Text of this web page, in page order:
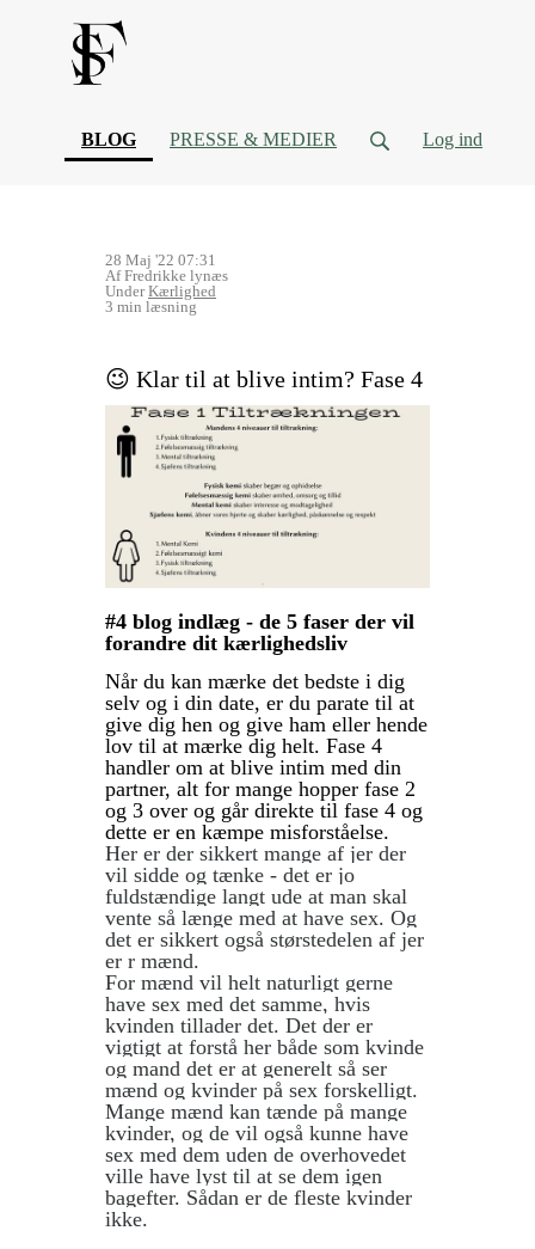
BLOG(current)PRESSE & MEDIER Log ind
28 Maj '22 07:31
Af Fredrikke lynæs
UnderKærlighed
3 min læsning
😉 Klar til at blive intim? Fase 4
#4 blog indlæg - de 5 faser der vil
forandre dit kærlighedsliv
Når du kan mærke det bedste i dig
selv og i din date, er du parate til at
give dig hen og give ham eller hende
lov til at mærke dig helt. Fase 4
handler om at blive intim med din
partner, alt for mange hopper fase 2
og 3 over og går direkte til fase 4 og
dette er en kæmpe misforståelse.
Her er der sikkert mange af jer der
vil sidde og tænke - det er jo
fuldstændige langt ude at man skal
vente så længe med at have sex. Og
det er sikkert også størstedelen af jer
er r mænd.
For mænd vil helt naturligt gerne
have sex med det samme, hvis
kvinden tillader det. Det der er
vigtigt at forstå her både som kvinde
og mand det er at generelt så ser
mænd og kvinder på sex forskelligt.
Mange mænd kan tænde på mange
kvinder, og de vil også kunne have
sex med dem uden de overhovedet
ville have lyst til at se dem igen
bagefter. Sådan er de fleste kvinder
ikke.